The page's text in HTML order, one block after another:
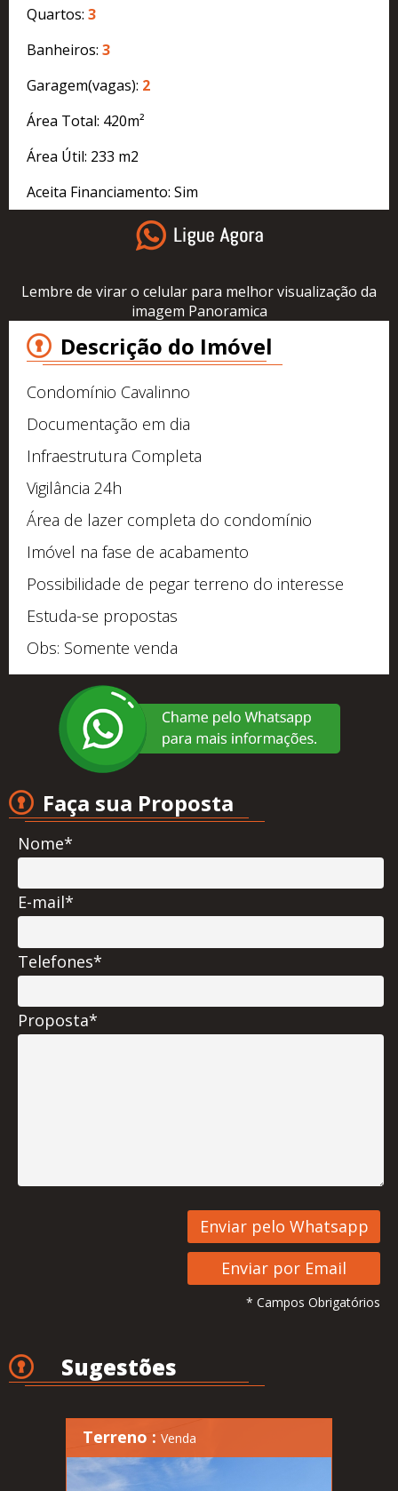
Quartos: 3
Banheiros: 3
Garagem(vagas): 2
Área Total: 420m²
Área Útil: 233 m2
Aceita Financiamento: Sim
Lembre de virar o celular para melhor visualização da
imagem Panoramica
Descrição do Imóvel
Condomínio Cavalinno
Documentação em dia
Infraestrutura Completa
Vigilância 24h
Área de lazer completa do condomínio
Imóvel na fase de acabamento
Possibilidade de pegar terreno do interesse
Estuda-se propostas
Obs: Somente venda
Faça sua Proposta
Nome*
E-mail*
Telefones*
Proposta*
* Campos Obrigatórios
Sugestões
Terreno : Venda